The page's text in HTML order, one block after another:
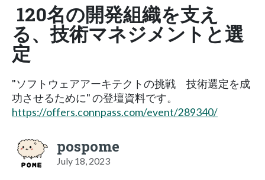
120名の開発組織を支え
る、技術マネジメントと選
定
"ソフトウェアアーキテクトの挑戦 技術選定を成
功させるために" の登壇資料です。
https://offers.connpass.com/event/289340/
pospome
July 18, 2023